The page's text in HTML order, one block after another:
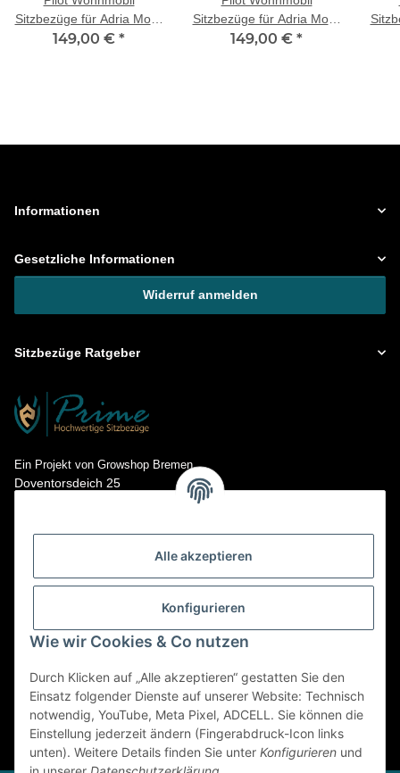
Alle akzeptieren
Konfigurieren
Wie wir Cookies & Co nutzen
Durch Klicken auf „Alle akzeptieren“ gestatten Sie den
Einsatz folgender Dienste auf unserer Website: Technisch
notwendig, YouTube, Meta Pixel, ADCELL. Sie können die
Einstellung jederzeit ändern (Fingerabdruck-Icon links
unten). Weitere Details finden Sie unter Konfigurieren und
Sitzbezüge für Adria Mobil
Adriatic S (Beige)
149,00 € *
Sitzbezüge für Adria Mobil
Twin S SL Plus (Beige)
149,00 € *
Informationen
Gesetzliche Informationen
Widerruf anmelden
Sitzbezüge Ratgeber
Ein Projekt von Growshop Bremen
Doventorsdeich 25
Kontakt: info@prime-sitzbezuege.de
* Alle Preise inkl. gesetzlicher USt., zzgl.Versand